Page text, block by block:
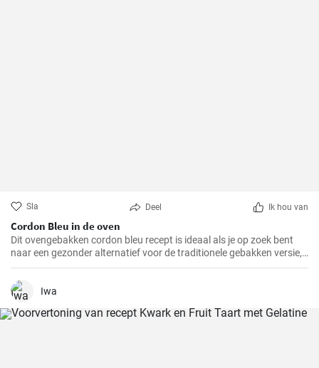
Sla Deel Ik hou van
Cordon Bleu in de oven
Dit ovengebakken cordon bleu recept is ideaal als je op zoek bent
naar een gezonder alternatief voor de traditionele gebakken versie,
maar toch wilt genieten van de heerlijke smaak en textuur van
cordon bleu. Ik heb dit recept op verschillende familiebijeenkomsten
gemaakt en het werd elke keer toegejuicht, en ik weet zeker dat het
Iwa